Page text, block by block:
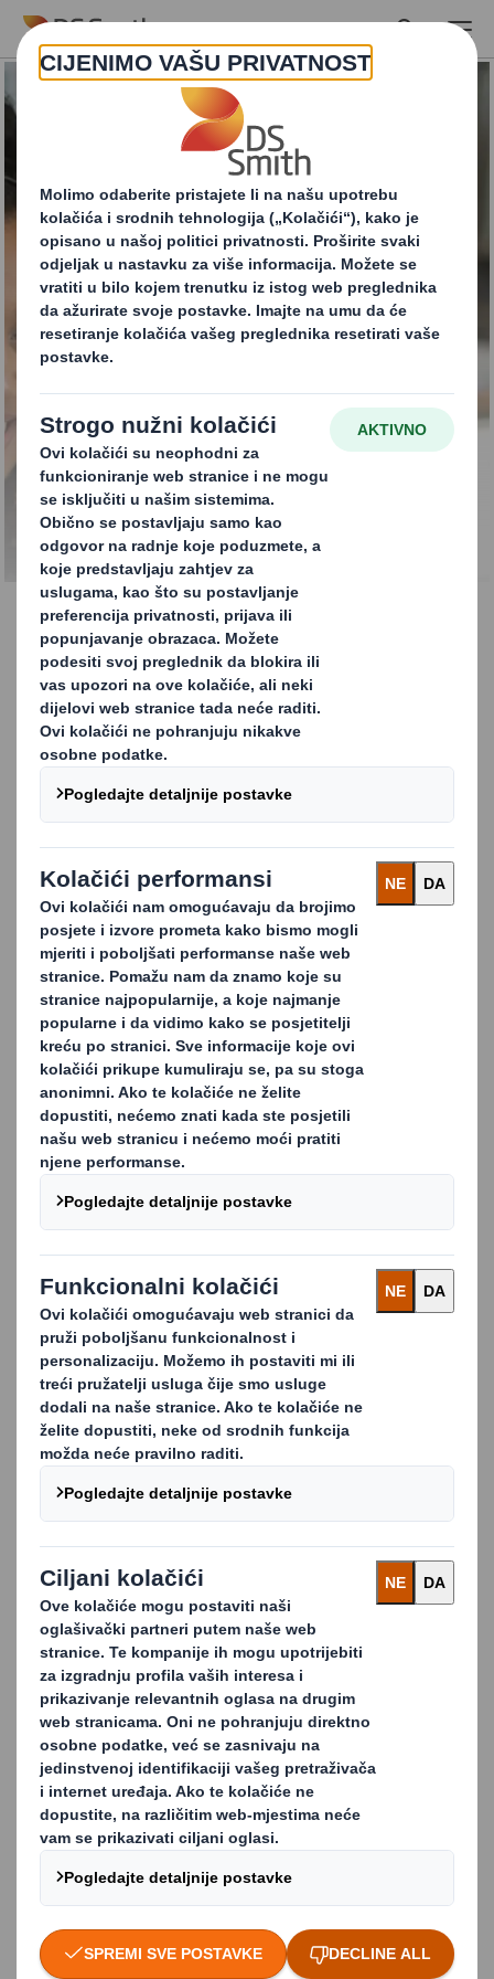
Skip to main content
Rješenja po sektoru
Rješenja po sektoru
Koristeći se konceptom koji smo nazvali "The
Power of Less" ("Manje je više"), mi smo
stručnjaci za pomaganje poduzećima pri
dobivanju najbolje vrijednost iz njihova
recikliranog materijala kroz implementaciju
usluga koje nude manje troškova, manje
otpada i manje teškoća. Pomažemo
poduzećima pri preusmjeravanju otpada s
odlagališta i povećavanju stope recikliranja
već više od 40 godina. Tijekom tog razdoblja
stekli smo obilje stručnih iskustava
surađujući s poduzećima iz niza industrijskih
sektora.
KONTAKTIRAJTE NAS
Rješenja za recikliranje
otpada za sve sektore
poslovanja
Razumijemo zamršenosti različitih industrijskih
sektora, kao i to da različiti tipovi poslovanja imaju
jedinstvene zahtjeve za njihove potrebe
gospodarenja resursima.
Naš je cilj recikliranje 100% vaših resursa.
Ponosni smo što što obavljamo usluge za neke od
najpoznatijih organizacija u Europi, kao što su Aldi
Tesco, Arcadia Group, Auchan, Cadbury i IKEA, kao i za
tisuće malih poduzeća i niz vladinih organizacija.